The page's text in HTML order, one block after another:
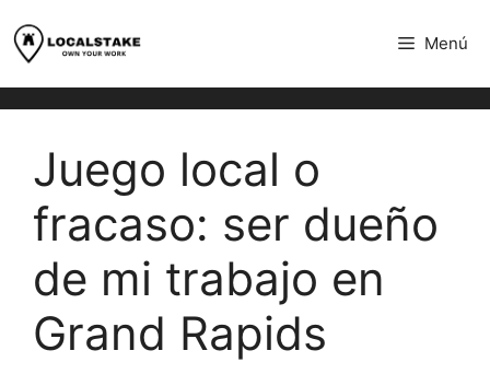
al
contenido
Menú
Juego local o
fracaso: ser dueño
de mi trabajo en
Grand Rapids